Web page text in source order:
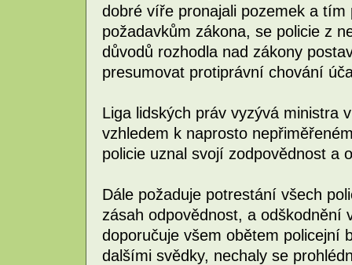
dobré víře pronajali pozemek a tím
požadavkům zákona, se policie z
důvodů rozhodla nad zákony
presumovat protiprávní chování
Liga lidských práv vyzývá ministra
vzhledem k naprosto
policie uznal svojí zodpovědnost a
Dále požaduje potrestání všech
zásah odpovědnost, a odškodnění
doporučuje všem obětem policejní
dalšími svědky, nechaly se